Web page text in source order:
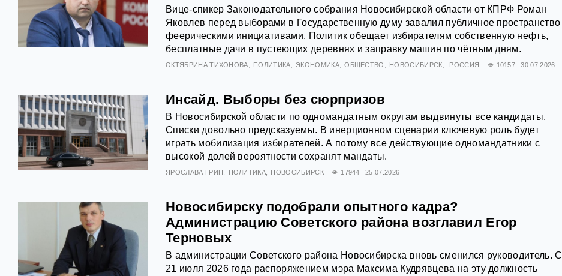
Вице-спикер Законодательного собрания Новосибирской области от КПРФ Роман
Яковлев перед выборами в Государственную думу завалил публичное пространство
феерическими инициативами. Политик обещает избирателям собственную нефть,
бесплатные дачи в пустеющих деревнях и заправку машин по чётным дням.
ОКТЯБРИНА ТИХОНОВА ПОЛИТИКА ЭКОНОМИКА ОБЩЕСТВО НОВОСИБИРСК РОССИЯ 10157 30.07.2026
Инсайд. Выборы без сюрпризов
В Новосибирской области по одномандатным округам выдвинуты все кандидаты.
Списки довольно предсказуемы. В инерционном сценарии ключевую роль будет
играть мобилизация избирателей. А потому все действующие одномандатники с
высокой долей вероятности сохранят мандаты.
ЯРОСЛАВА ГРИН ПОЛИТИКА НОВОСИБИРСК 17944 25.07.2026
Новосибирску подобрали опытного кадра?
Администрацию Советского района возглавил Егор
Терновых
В администрации Советского района Новосибирска вновь сменился руководитель. С
21 июля 2026 года распоряжением мэра Максима Кудрявцева на эту должность